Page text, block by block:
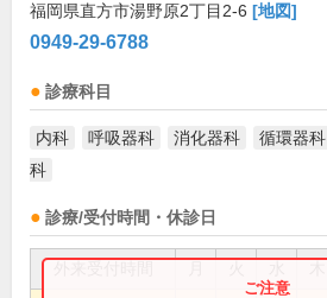
福岡県直方市湯野原2丁目2-6 [地図]
0949-29-6788
診療科目
内科 呼吸器科 消化器科 循環器科
科
診療/受付時間・休診日